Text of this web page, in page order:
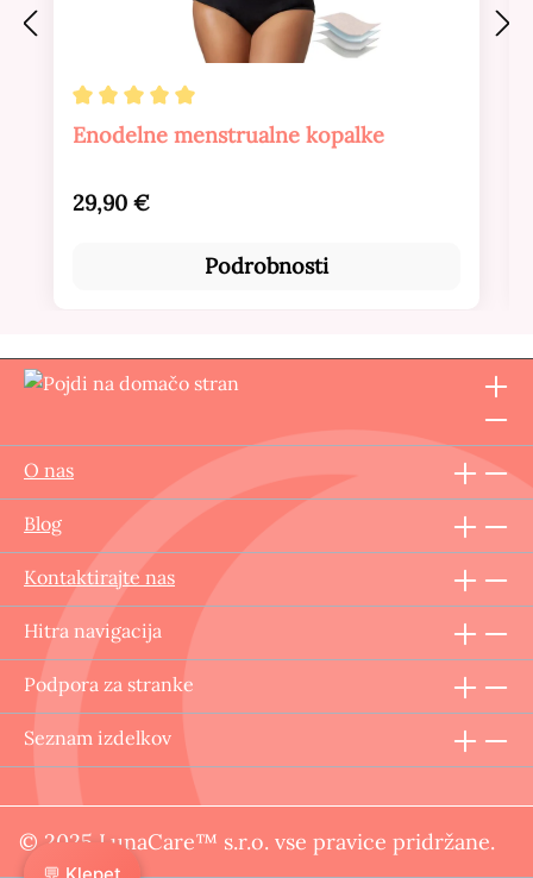
Povprečna ocena 5 od 5 zvezdic
Enodelne menstrualne kopalke
Redna cena:
29,90 €
Podrobnosti
O nas
Blog
Kontaktirajte nas
Hitra navigacija
Podpora za stranke
Seznam izdelkov
© 2025 LunaCare™ s.r.o. vse pravice pridržane.